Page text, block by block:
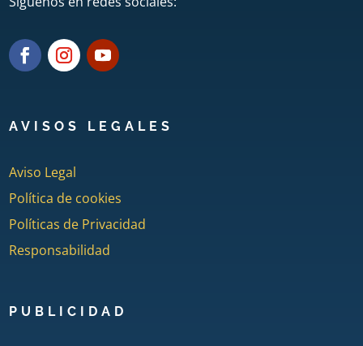
AVISOS LEGALES
Aviso Legal
Política de cookies
Políticas de Privacidad
Responsabilidad
PUBLICIDAD